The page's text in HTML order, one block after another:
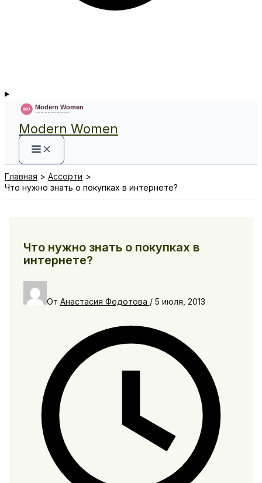
Modern Women
Главная
Ассорти
Что нужно знать о покупках в интернете?
Что нужно знать о покупках в
интернете?
От Анастасия Федотова / 5 июля, 2013